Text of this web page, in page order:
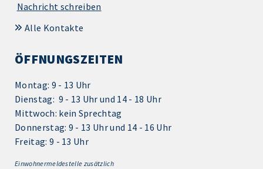
Nachricht schreiben
Alle Kontakte
ÖFFNUNGSZEITEN
Montag: 9 - 13 Uhr
Dienstag: 9 - 13 Uhr und 14 - 18 Uhr
Mittwoch: kein Sprechtag
Donnerstag: 9 - 13 Uhr und 14 - 16 Uhr
Freitag: 9 - 13 Uhr
Einwohnermeldestelle zusätzlich